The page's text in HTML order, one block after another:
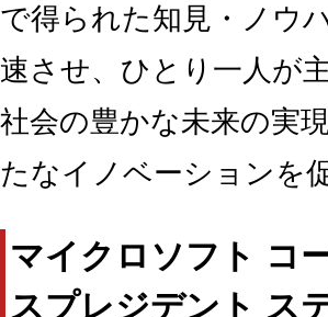
で得られた知見・ノウ
速させ、ひとり一人が
社会の豊かな未来の実
たなイノベーションを
マイクロソフト コ
スプレジデント ス